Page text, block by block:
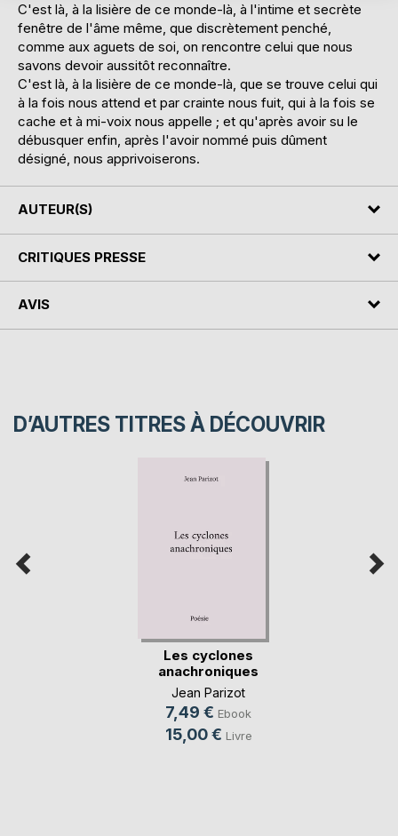
C'est là, à la lisière de ce monde-là, à l'intime et secrète
fenêtre de l'âme même, que discrètement penché,
comme aux aguets de soi, on rencontre celui que nous
savons devoir aussitôt reconnaître.
C'est là, à la lisière de ce monde-là, que se trouve celui qui
à la fois nous attend et par crainte nous fuit, qui à la fois se
cache et à mi-voix nous appelle ; et qu'après avoir su le
débusquer enfin, après l'avoir nommé puis dûment
désigné, nous apprivoiserons.
AUTEUR(S)
CRITIQUES PRESSE
AVIS
D’AUTRES TITRES À DÉCOUVRIR
Les cyclones
anachroniques
Jean Parizot
7,49 € Ebook
15,00 € Livre